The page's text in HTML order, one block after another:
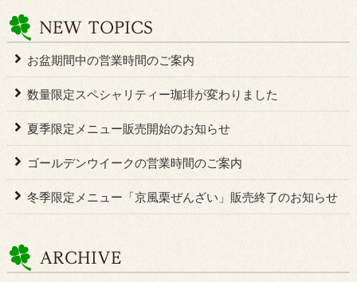
お盆期間中の営業時間のご案内
数量限定スペシャリティー珈琲が変わりました
夏季限定メニュー販売開始のお知らせ
ゴールデンウイークの営業時間のご案内
冬季限定メニュー「京風栗ぜんざい」販売終了のお知らせ